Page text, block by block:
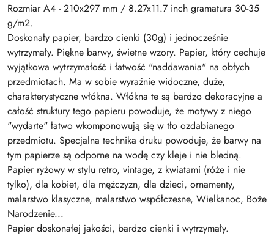
Rozmiar A4 - 210x297 mm / 8.27x11.7 inch gramatura 30-35
g/m2.
Doskonały papier, bardzo cienki (30g) i jednocześnie
wytrzymały. Piękne barwy, świetne wzory. Papier, który cechuje
wyjątkowa wytrzymałość i łatwość "naddawania" na obłych
przedmiotach. Ma w sobie wyraźnie widoczne, duże,
charakterystyczne włókna. Włókna te są bardzo dekoracyjne a
całość struktury tego papieru powoduje, że motywy z niego
"wydarte" łatwo wkomponowują się w tło ozdabianego
przedmiotu. Specjalna technika druku powoduje, że barwy na
tym papierze są odporne na wodę czy kleje i nie bledną.
Papier ryżowy w stylu retro, vintage, z kwiatami (róże i nie
tylko), dla kobiet, dla mężczyzn, dla dzieci, ornamenty,
malarstwo klasyczne, malarstwo współczesne, Wielkanoc, Boże
Narodzenie...
Papier doskonałej jakości, bardzo cienki i wytrzymały.